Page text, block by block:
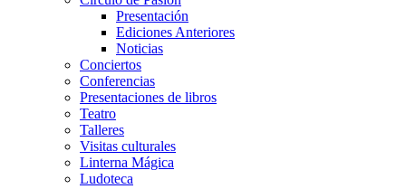
Presentación
Ediciones Anteriores
Noticias
Conciertos
Conferencias
Presentaciones de libros
Teatro
Talleres
Visitas culturales
Linterna Mágica
Ludoteca